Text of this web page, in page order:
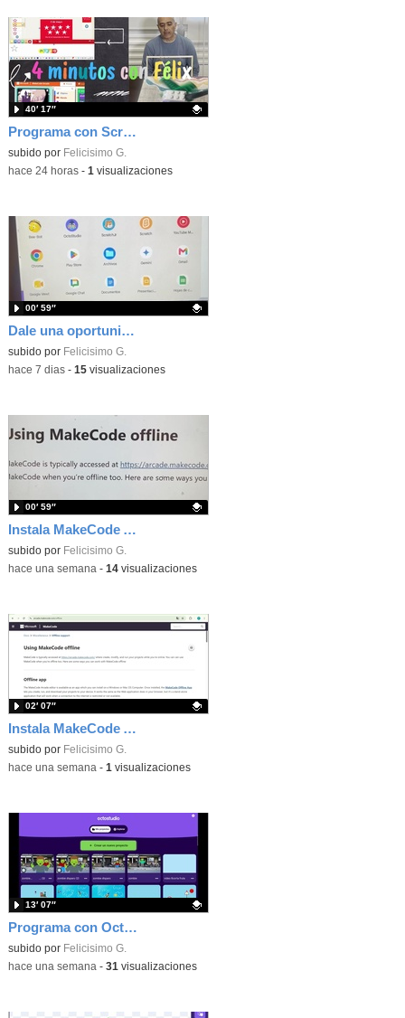
Programa con Scratch juegos con los partidos del mundial 2026 ganados por España
Contenido educativo.
subido por Felicisimo G.
40′ 17″
-hace 24 horas- 1 visualizaciones
Dale una oportunidad a los Chromebooks y utiliza un proyector para realizar talleres si no tienes pantallas táctiles
Contenido educativo.
subido por Felicisimo G.
00′ 59″
-hace 7 dias- 15visualizaciones
Instala MakeCode Arcade para trabajar offline en tu tablet, ordenador, Chromebook
Contenido educativo.
subido por Felicisimo G.
00′ 59″
-hace una semana - 14visualizaciones
Instala MakeCode Arcade offline para programar grandes juegos sin necesidad de Internet
Contenido educativo.
subido por Felicisimo G.
02′ 07″
-hace una semana - 1 visualizaciones
Programa con OctoStudio, un juego de disparos contra Zombies con un cargador basado en el House of the dead
Contenido educativo.
subido por Felicisimo G.
13′ 07″
-hace una semana - 31 visualizaciones